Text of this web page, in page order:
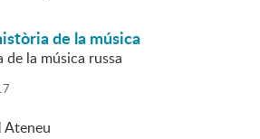
de la música
la música russa
Ateneu